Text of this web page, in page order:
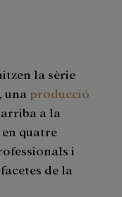
la sèrie
, una producció
arriba a la
quatre
i
de la